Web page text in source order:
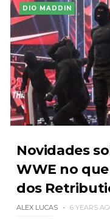
DIO MADDIN
Novidades
WWE no
dos
ALEX LUCAS 6 YEARS